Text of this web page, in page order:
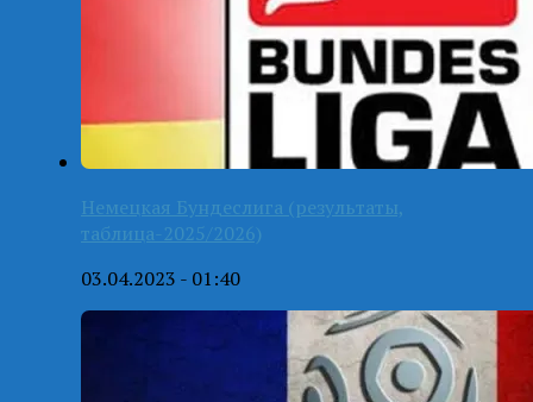
Немецкая Бундеслига (результаты,
таблица-2025/2026)
03.04.2023 - 01:40